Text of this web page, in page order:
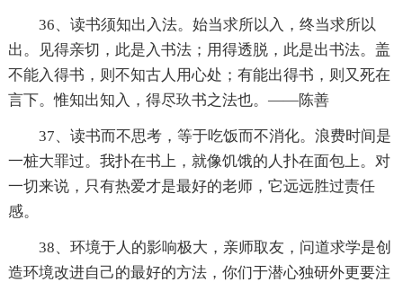
36、读书须知出入法。始当求所以入，终当求所以
出。见得亲切，此是入书法；用得透脱，此是出书法。盖
不能入得书，则不知古人用心处；有能出得书，则又死在
言下。惟知出知入，得尽玖书之法也。――陈善
37、读书而不思考，等于吃饭而不消化。浪费时间是
一桩大罪过。我扑在书上，就像饥饿的人扑在面包上。对
一切来说，只有热爱才是最好的老师，它远远胜过责任
感。
38、环境于人的影响极大，亲师取友，问道求学是创
造环境改进自己的最好的方法，你们于潜心独研外更要注